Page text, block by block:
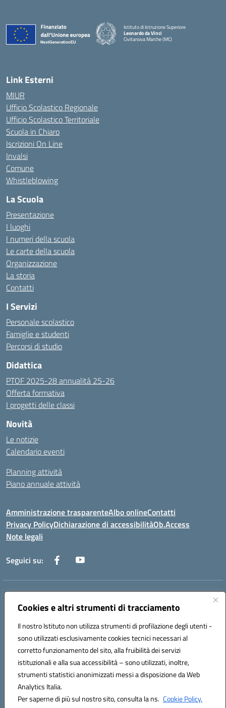
Cookies e altri strumenti di tracciamento
Il nostro Istituto non utilizza strumenti di profilazione degli utenti -
sono utilizzati esclusivamente cookies tecnici necessari al
corretto funzionamento del sito, alla fruibilità dei servizi
istituzionali e alla sua accessibilità – sono utilizzati, inoltre,
strumenti statistici anonimizzati messi a disposizione da Web
Analytics Italia.
Per saperne di più sul nostro sito, consulta la ns. Cookie Policy.
Istituto di Istruzione Superiore
Leonardo da Vinci
Civitanova Marche (MC)
Link Esterni
MIUR
Ufficio Scolastico Regionale
Ufficio Scolastico Territoriale
Scuola in Chiaro
Iscrizioni On Line
Invalsi
Comune
Whistleblowing
La Scuola
Presentazione
I luoghi
I numeri della scuola
Le carte della scuola
Organizzazione
La storia
Contatti
I Servizi
Personale scolastico
Famiglie e studenti
Percorsi di studio
Didattica
PTOF 2025-28 annualità 25-26
Offerta formativa
I progetti delle classi
Novità
Le notizie
Calendario eventi
Planning attività
Piano annuale attività
Amministrazione trasparenteAlbo onlineContatti
Privacy PolicyDichiarazione di accessibilitàOb.Access
Note legali
Seguici su:
Indirizzo:Via Nelson Mandela,7 - 62012 Civitanova Marche (MC)
Centralino:0733/815931 - 0733/784180
Posta elettronica certificata (PEC):MCIS00200P@pec.istruzione.it
Codice fiscale: 80006860433
Codice meccanografico:MCIS00200P
Hosting & Powered by 3D Solution S.r.l.